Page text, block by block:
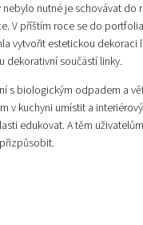
nutné je schovávat do
V příštím roce se do
vytvořit estetickou dekoraci
dekorativní součástí linky.
s biologickým odpadem a
v kuchyni umístit a interiérový
edukovat. A těm